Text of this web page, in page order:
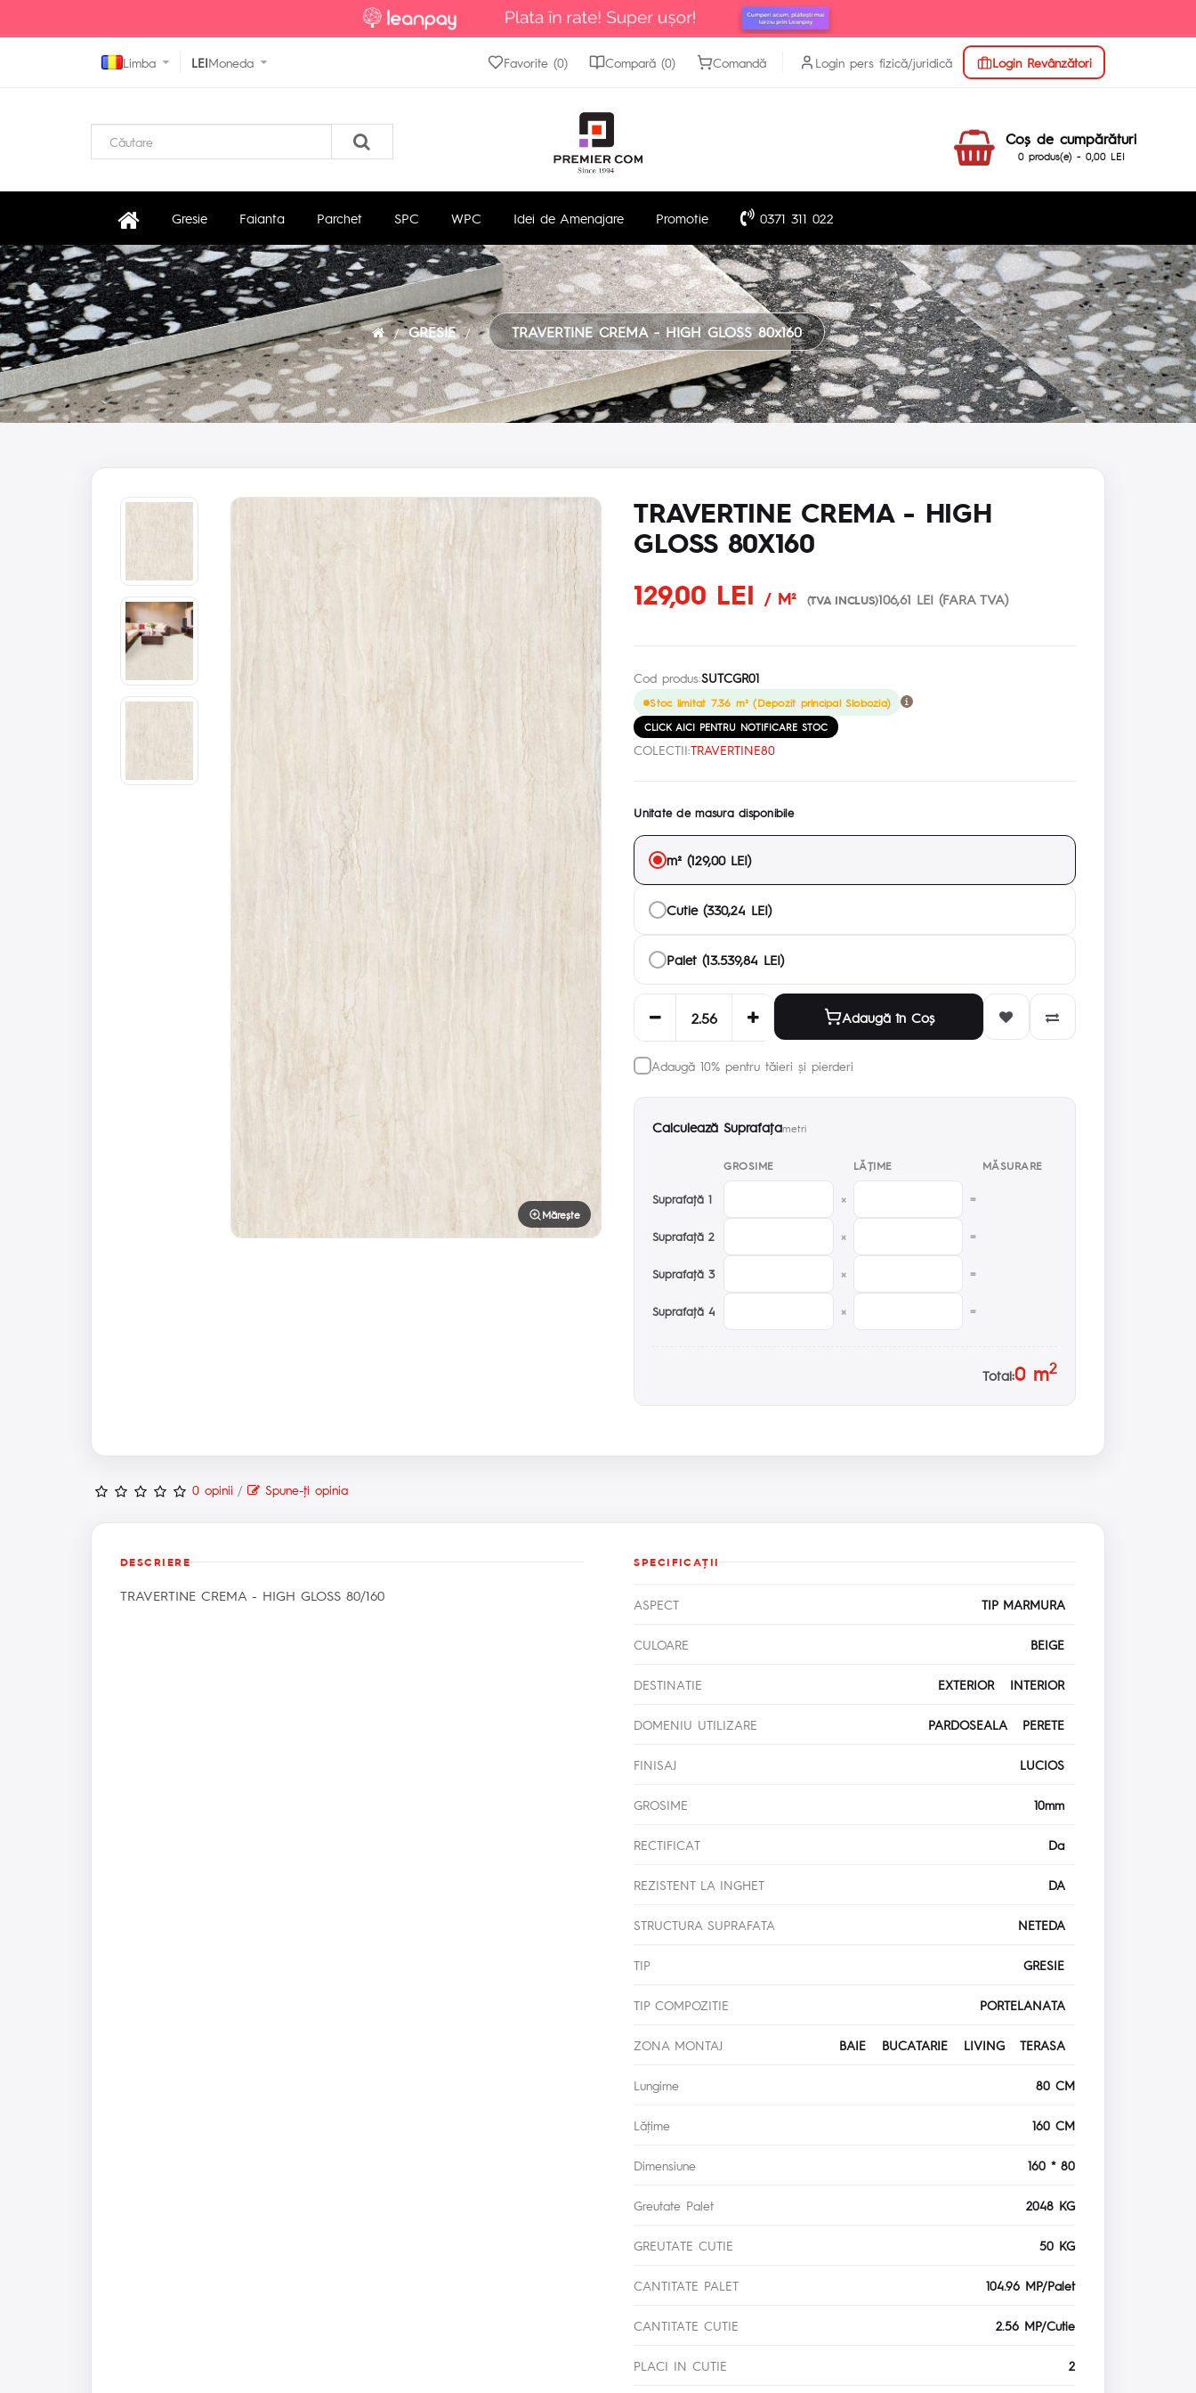
Limba LEIMoneda Login Revânzători
Login pers fizică/juridică
Favorite (0) Compară (0) Comandă
Coş de cumpărături
0 produs(e) - 0,00 LEI
Gresie Faianta Parchet SPC WPC Idei de Amenajare Promotie 0371 311 022
GRESIE TRAVERTINE CREMA - HIGH GLOSS 80x160
Mărește
TRAVERTINE CREMA - HIGH
GLOSS 80X160
129,00 LEI
/ M² (TVA INCLUS)106,61 LEI (FARA TVA)
Cod produs:SUTCGR01
Stoc limitat 7.36 m² (Depozit principal Slobozia)
CLICK AICI PENTRU NOTIFICARE STOC
COLECTII:TRAVERTINE80
Unitate de masura disponibile
m² (129,00 LEI)
Cutie (330,24 LEI)
Palet (13.539,84 LEI)
Adaugă în Coş
Adaugă 10% pentru tăieri și pierderi
Calculează Suprafaţametri
GROSIME LĂŢIME MĂSURARE
Suprafaţă 1 × =
Suprafaţă 2 × =
Suprafaţă 3 × =
Suprafaţă 4 × =
Total:0m2
0 opinii / Spune-ţi opinia
DESCRIERE
TRAVERTINE CREMA - HIGH GLOSS 80/160
SPECIFICAŢII
ASPECT TIP MARMURA
CULOARE BEIGE
DESTINATIE EXTERIOR INTERIOR
DOMENIU UTILIZARE PARDOSEALA PERETE
FINISAJ LUCIOS
GROSIME 10mm
RECTIFICAT Da
REZISTENT LA INGHET DA
STRUCTURA SUPRAFATA NETEDA
TIP GRESIE
TIP COMPOZITIE PORTELANATA
ZONA MONTAJ BAIE BUCATARIE LIVING TERASA
Lungime 80 CM
Lăţime 160 CM
Dimensiune 160 * 80
Greutate Palet 2048 KG
GREUTATE CUTIE 50 KG
CANTITATE PALET 104.96 MP/Palet
CANTITATE CUTIE 2.56 MP/Cutie
PLACI IN CUTIE 2